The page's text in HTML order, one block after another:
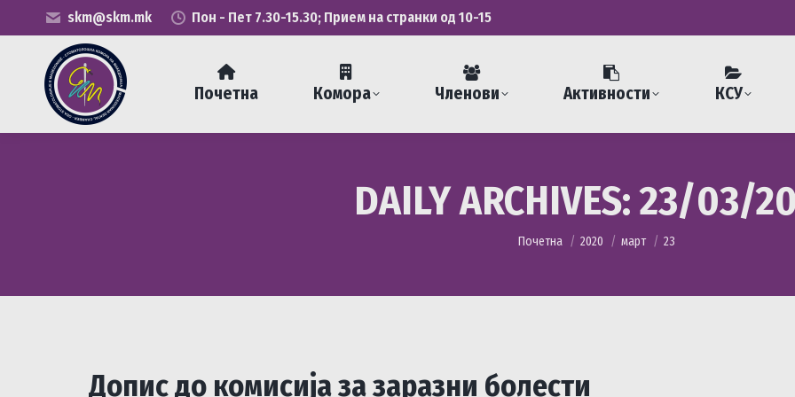
skm@skm.mk Пон - Пет 7.30-15.30; Прием на странки од 10-15
Почетна Комора Членови Активности КСУ
DAILY ARCHIVES:23/03/
You are here:
Почетна 2020 март 23
Допис до комисија за заразни болести